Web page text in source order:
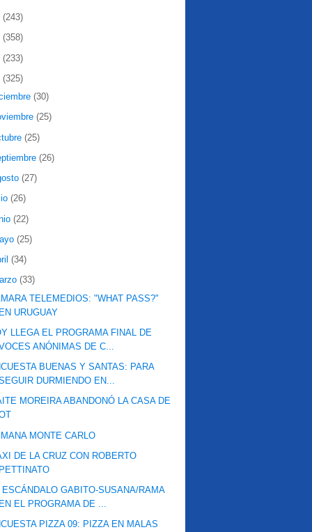
(243)
(358)
(233)
(325)
(30)
(25)
(25)
(26)
(27)
(26)
(22)
(25)
(34)
(33)
TELEMEDIOS: "WHAT PASS?"
URUGUAY
LLEGA EL PROGRAMA FINAL DE
ANÓNIMAS DE C...
BUENAS Y SANTAS: PARA
DURMIENDO EN...
MOREIRA ABANDONÓ LA CASA DE
MONTE CARLO
DE LA CRUZ CON ROBERTO
ESCÁNDALO GABITO-SUSANA/RAMA
EL PROGRAMA DE ...
PIZZA 09: PIZZA EN MALAS